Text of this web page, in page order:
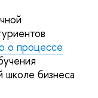
о процессе
школе бизнеса